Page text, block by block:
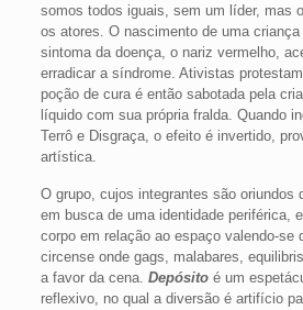
somos todos iguais, sem um líder, mas
os atores. O nascimento de uma criança
sintoma da doença, o nariz vermelho,
erradicar a síndrome. Ativistas
poção de cura é então sabotada pela
líquido com sua própria fralda. Quando
Terrô e Disgraça, o efeito é invertido,
artística.
O grupo, cujos integrantes são oriundos
em busca de uma identidade periférica,
corpo em relação ao espaço valendo-se
circense onde gags, malabares,
a favor da cena. Depósito é um
reflexivo, no qual a diversão é artifício